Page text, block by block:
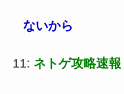
ないから
11: ネトゲ攻略速報